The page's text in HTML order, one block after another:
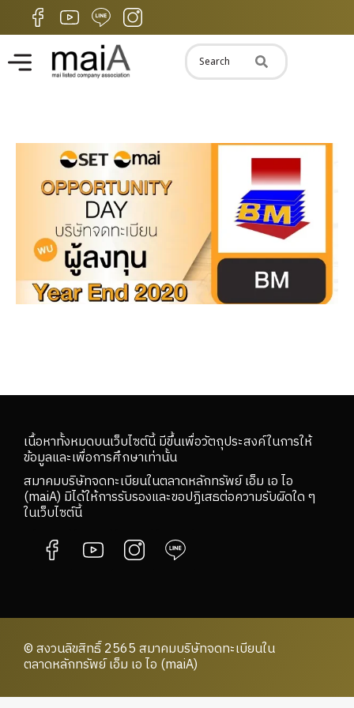
เนื้อหาทั้งหมดบนเว็บไซต์นี้ มีขึ้นเพื่อวัตถุประสงค์ในการให้
ข้อมูลและเพื่อการศึกษาเท่านั้น
สมาคมบริษัทจดทะเบียนในตลาดหลักทรัพย์ เอ็ม เอ ไอ
(maiA) มิได้ให้การรับรองและขอปฏิเสธต่อความรับผิดใด ๆ
ในเว็บไซต์นี้
© สงวนลิขสิทธิ์ 2565 สมาคมบริษัทจดทะเบียนใน
ตลาดหลักทรัพย์ เอ็ม เอ ไอ (maiA)